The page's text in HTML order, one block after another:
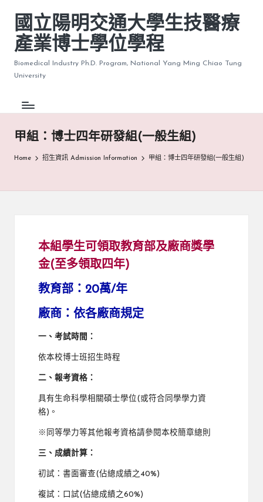
國立陽明交通大學生技醫療
產業博士學位學程
Biomedical Industry Ph.D. Program, National Yang Ming Chiao Tung
University
甲組：博士四年研發組(一般生組)
Home 招生資訊 Admission Information 甲組：博士四年研發組(一般生組)
本組學生可領取教育部及廠商獎學
金(至多領取四年)
教育部：20萬/年
廠商：依各廠商規定
一、考試時間：
依本校博士班招生時程
二、報考資格：
具有生命科學相關碩士學位(或符合同學學力資
格)。
※同等學力等其他報考資格請參閱本校簡章總則
三、成績計算：
初試：書面審查(佔總成績之40%)
複試：口試(佔總成績之60%)